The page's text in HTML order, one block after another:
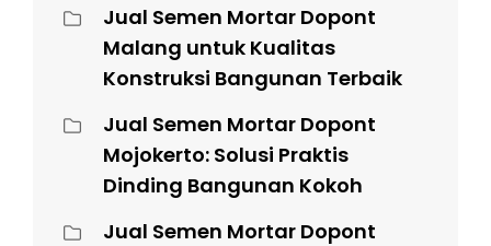
Jual Semen Mortar Dopont
Malang untuk Kualitas
Konstruksi Bangunan Terbaik
Jual Semen Mortar Dopont
Mojokerto: Solusi Praktis
Dinding Bangunan Kokoh
Jual Semen Mortar Dopont